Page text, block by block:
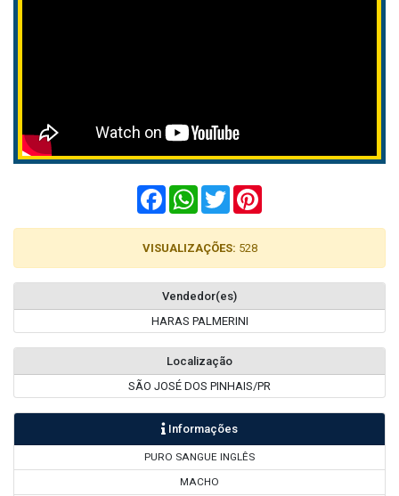
FacebookWhatsApp
Twitter
VISUALIZAÇÕES: 528
Vendedor(es)
HARAS PALMERINI
Localização
SÃO JOSÉ DOS PINHAIS/PR
Informações
PURO SANGUE INGLÊS
MACHO